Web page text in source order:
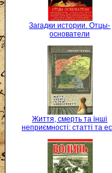
Загадки истории. Отцы-
основатели
Життя, смерть та інші
неприємності: статті та